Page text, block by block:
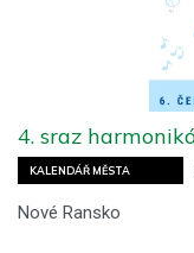
KALENDÁŘ MĚSTA
4. sraz
Nové Ransko